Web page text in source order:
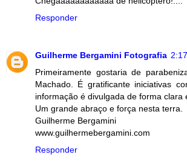
Responder
Guilherme Bergamini Fotografia
Primeiramente gostaria de
Machado. É gratificante iniciativas
informação é divulgada de forma clara
Um grande abraço e força nesta terra.
Guilherme Bergamini
www.guilhermebergamini.com
Responder